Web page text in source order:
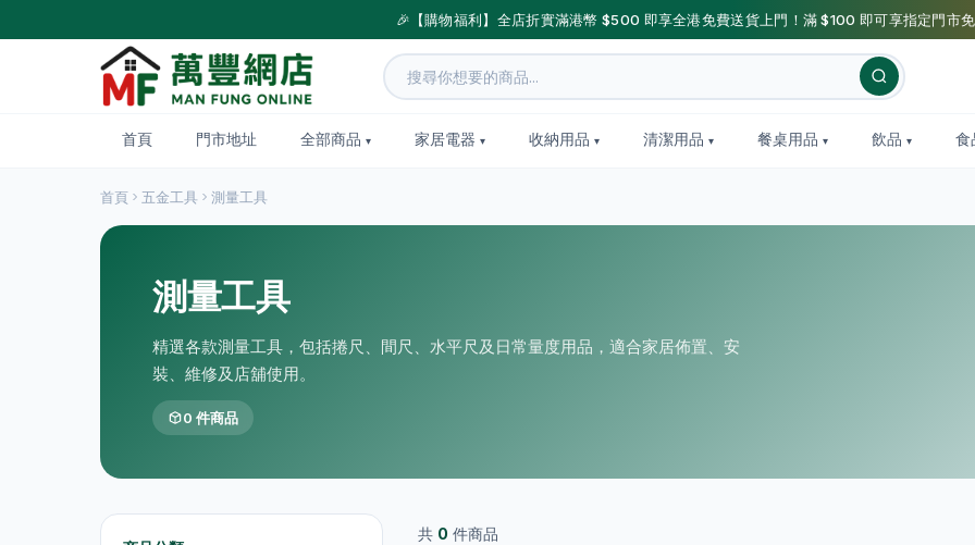
🎉【購物福利】全店折實滿港幣 $500 即享全港免費送貨上門！滿 $100 即可享指定門市
首頁 門市地址 全部商品 家居電器 收納用品 清潔用品 餐桌用品 飲品 食
首頁 五金工具 測量工具
測量工具
精選各款測量工具，包括捲尺、間尺、水平尺及日常量度用品，適合家居佈置、安
裝、維修及店舖使用。
0 件商品
共 0 件商品